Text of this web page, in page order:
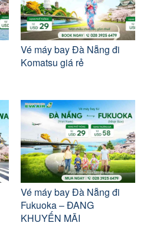
Vé máy bay Đà Nẵng đi
Komatsu giá rẻ
Vé máy bay Đà Nẵng đi
Fukuoka – ĐANG
KHUYẾN MÃI